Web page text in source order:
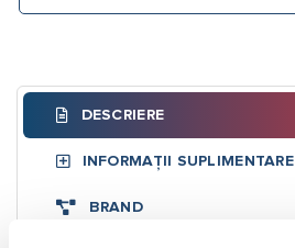
DESCRIERE
INFORMAȚII SUPLIMENTARE
BRAND